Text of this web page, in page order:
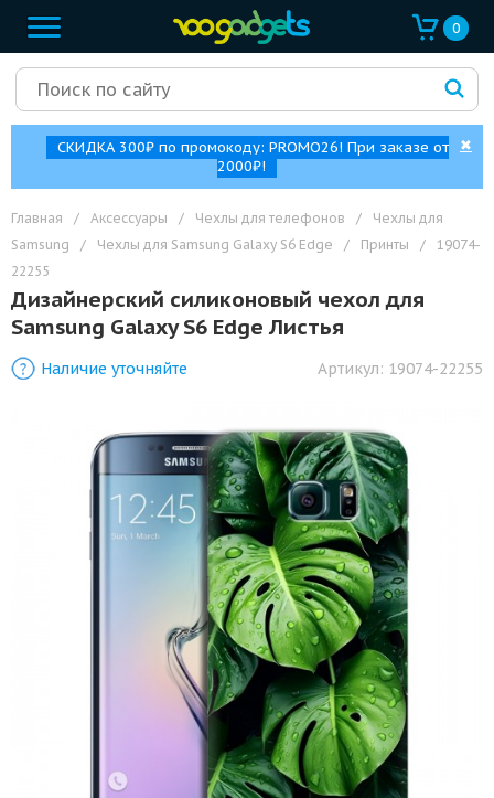
0
СКИДКА 300₽ по промокоду: PROMO26! При заказе от
2000₽!
✖
Главная / Аксессуары / Чехлы для телефонов /
Чехлы для
Samsung
/ Чехлы для Samsung Galaxy S6 Edge / Принты /
19074-
22255
Дизайнерский силиконовый чехол для
Samsung Galaxy S6 Edge Листья
Наличие уточняйте Артикул: 19074-22255